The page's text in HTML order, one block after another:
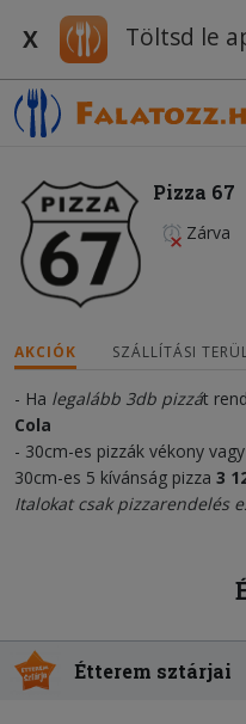
X Töltsd le
Pizza 67
Zárva
AKCIÓK SZÁLLÍTÁSI
- Ha legalább 3db pizzát
Cola
- 30cm-es pizzák vékony
30cm-es 5 kívánság pizza 3
Italokat csak pizzarendelés
Étterem sztárjai